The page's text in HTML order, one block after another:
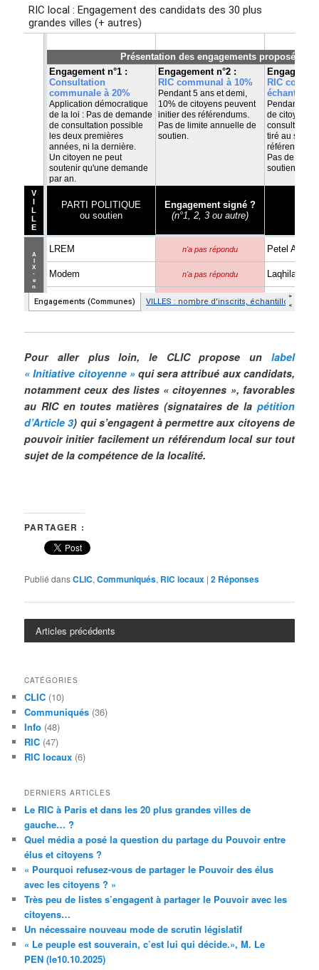
Pour aller plus loin, le CLIC propose un label
« Initiative citoyenne » qui sera attribué aux candidats,
notamment ceux des listes « citoyennes », favorables
au RIC en toutes matières (signataires de la pétition
d’Article 3) qui s’engagent à permettre aux citoyens de
pouvoir initier facilement un référendum local sur tout
sujet de la compétence de la localité.
PARTAGER :
Publié dansCLIC,Communiqués, RIC locaux |2 Réponses
Articles précédents
CATÉGORIES
CLIC (10)
Communiqués (36)
Info (48)
RIC (47)
RIC locaux (6)
DERNIERS ARTICLES
Le RIC à Paris et dans les 20 plus grandes villes de
gauche… ?
Quel média a posé la question du partage du Pouvoir entre
élus et citoyens ?
« Pourquoi refusez-vous de partager le Pouvoir des élus
avec les citoyens ? »
Très peu de listes s’engagent à partager le Pouvoir avec les
citoyens…
Un nécessaire nouveau mode de scrutin législatif
« Le peuple est souverain, c’est lui qui décide.», M. Le
PEN (le10.10.2025)